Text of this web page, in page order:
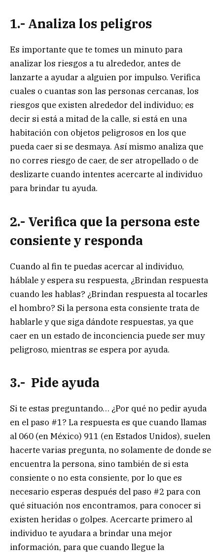
1.- Analiza los peligros
Es importante que te tomes un minuto para
analizar los riesgos a tu alrededor, antes de
lanzarte a ayudar a alguien por impulso. Verifica
cuales o cuantas son las personas cercanas, los
riesgos que existen alrededor del individuo; es
decir si está a mitad de la calle, si está en una
habitación con objetos peligrosos en los que
pueda caer si se desmaya. Así mismo analiza que
no corres riesgo de caer, de ser atropellado o de
deslizarte cuando intentes acercarte al individuo
para brindar tu ayuda.
2.- Verifica que la persona este
consiente y responda
Cuando al fin te puedas acercar al individuo,
háblale y espera su respuesta, ¿Brindan respuesta
cuando les hablas? ¿Brindan respuesta al tocarles
el hombro? Si la persona esta consiente trata de
hablarle y que siga dándote respuestas, ya que
caer en un estado de inconciencia puede ser muy
peligroso, mientras se espera por ayuda.
3.- Pide ayuda
Si te estas preguntando… ¿Por qué no pedir ayuda
en el paso #1? La respuesta es que cuando llamas
al 060 (en México) 911 (en Estados Unidos), suelen
hacerte varias pregunta, no solamente de donde se
encuentra la persona, sino también de si esta
consiente o no esta consiente, por lo que es
necesario esperas después del paso #2 para con
qué situación nos encontramos, para conocer si
existen heridas o golpes. Acercarte primero al
individuo te ayudara a brindar una mejor
información, para que cuando llegue la